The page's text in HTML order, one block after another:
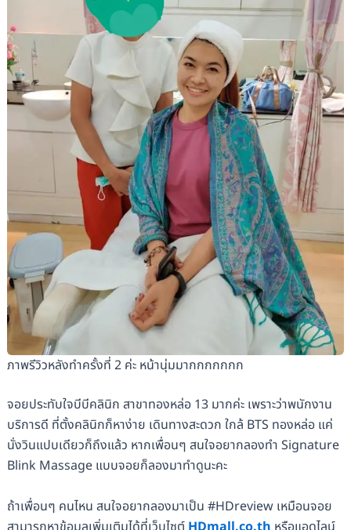
ภาพรีวิวหลังทำครั้งที่ 2 ค่ะ หน้านุ่มมากกกกกกก
จอยประทับใจบีบีคลินิก สาขาทองหล่อ 13 มากค่ะ เพราะว่าพนักงาน
บริการดี ที่ตั้งคลินิกก็หาง่าย เดินทางสะดวก ใกล้ BTS ทองหล่อ แค่
นั่งวินแปบเดียวก็ถึงแล้ว หากเพื่อนๆ สนใจอยากลองทำ Signature
Blink Massage แบบจอยก็ลองมาทำดูนะคะ
ถ้าเพื่อนๆ คนไหน สนใจอยากลองมาเป็น #HDreview เหมือนจอย